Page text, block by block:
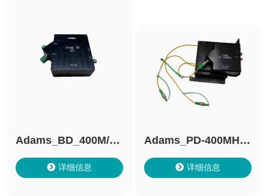
Adams_BD_400M/A
dams_BD_2G 光电平
衡探测器 详细信息
Adams_PD-400MHz
可调MZI干涉仪
详细信息